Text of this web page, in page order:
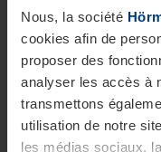
Nous, la société
cookies afin de
proposer des
analyser les accès à
transmettons
utilisation de notre
les médias sociaux,